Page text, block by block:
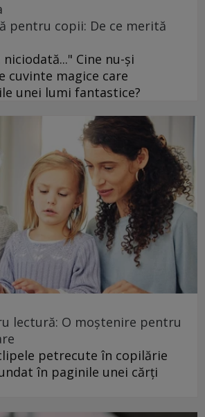
pentru copii: De ce merită
Cine nu-și
cuvinte magice care
unei lumi fantastice?
lectură: O moștenire pentru
petrecute în copilărie
în paginile unei cărți